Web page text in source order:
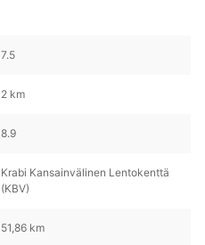
7.5
2 km
8.9
Krabi Kansainvälinen Lentokenttä
(KBV)
51,86 km